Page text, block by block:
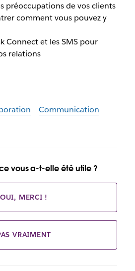
préoccupations de vos clients
comment vous pouvez y
Connect et les SMS pour
relations
Communication
vous a-t-elle été utile ?
OUI, MERCI !
VRAIMENT